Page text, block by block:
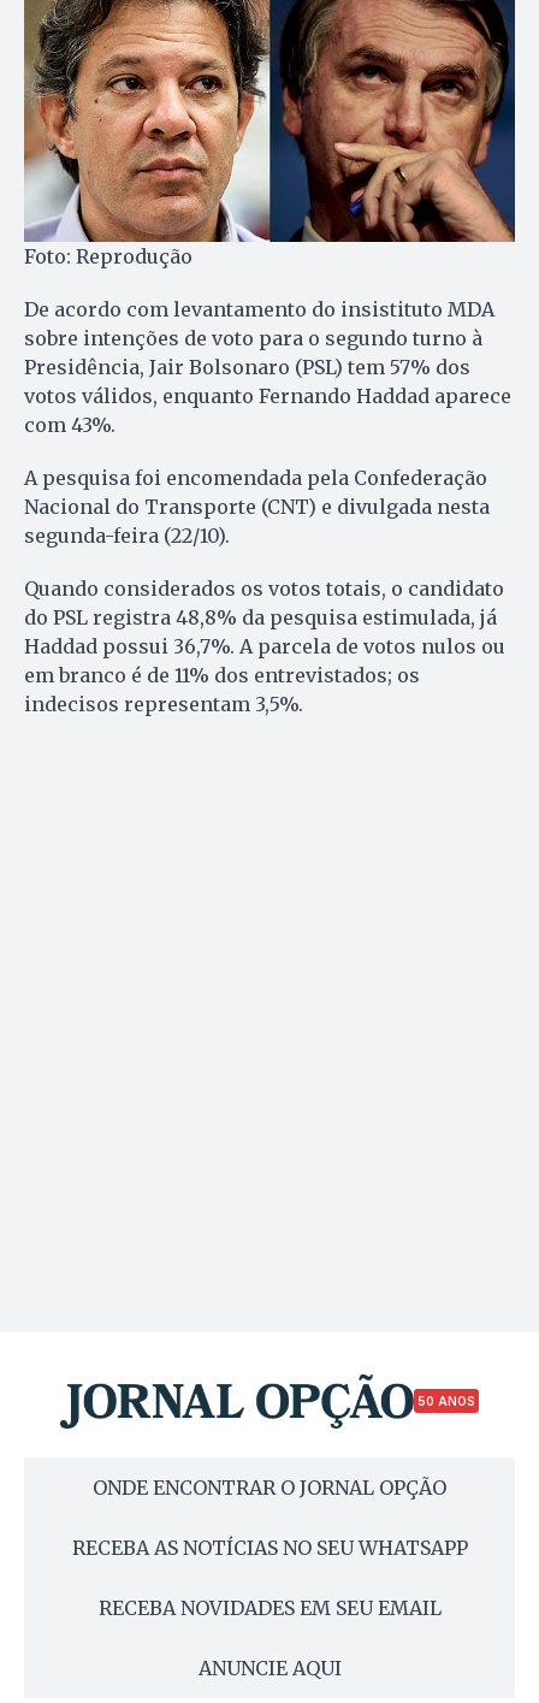
Foto: Reprodução
De acordo com levantamento do insistituto MDA
sobre intenções de voto para o segundo turno à
Presidência, Jair Bolsonaro (PSL) tem 57% dos
votos válidos, enquanto Fernando Haddad aparece
com 43%.
A pesquisa foi encomendada pela Confederação
Nacional do Transporte (CNT) e divulgada nesta
segunda-feira (22/10).
Quando considerados os votos totais, o candidato
do PSL registra 48,8% da pesquisa estimulada, já
Haddad possui 36,7%. A parcela de votos nulos ou
em branco é de 11% dos entrevistados; os
indecisos representam 3,5%.
50 ANOS
ONDE ENCONTRAR O JORNAL OPÇÃO
RECEBA AS NOTÍCIAS NO SEU WHATSAPP
RECEBA NOVIDADES EM SEU EMAIL
ANUNCIE AQUI